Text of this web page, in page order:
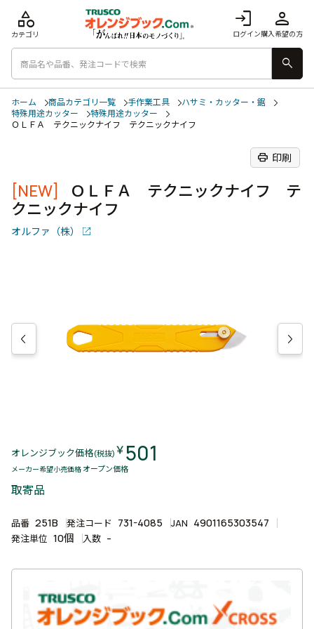
login
ログイン
person
購入希望の方
category
カテゴリ
search
ホーム 商品カテゴリ一覧 手作業工具
ハサミ・カッター・鋸
特殊用途カッター
特殊用途カッター
ＯＬＦＡ テクニックナイフ テクニックナイフ
print 印刷
[NEW]
ＯＬＦＡ テクニックナイフ テ
クニックナイフ
オルファ（株）
オレンジブック価格(税抜) ￥501
メーカー希望小売価格 オープン価格
取寄品
品番 251B 発注コード 731-4085 JAN 4901165303547
発注単位 10個 入数 -